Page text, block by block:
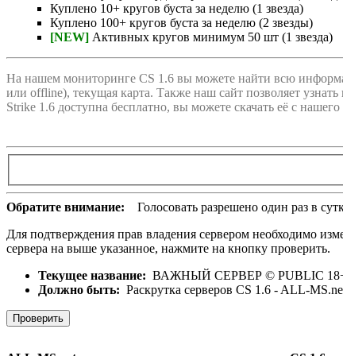
Куплено 10+ кругов буста за неделю (1 звезда)
Куплено 100+ кругов буста за неделю (2 звезды)
[NEW] Активных кругов минимум 50 шт (1 звезда)
На нашем мониторинге CS 1.6 вы можете найти всю
или offline), текущая карта. Также наш сайт позволяет
Strike 1.6 доступна бесплатно, вы можете скачать её с
Обратите внимание: Голосовать разрешено один раз в
Для подтверждения прав владения сервером необходимо
сервера на выше указанное, нажмите на кнопку проверить.
Текущее название: ВАЖНЫЙ СЕРВЕР © PUBLIC
Должно быть: Раскрутка серверов CS 1.6 - ALL-
Проверить